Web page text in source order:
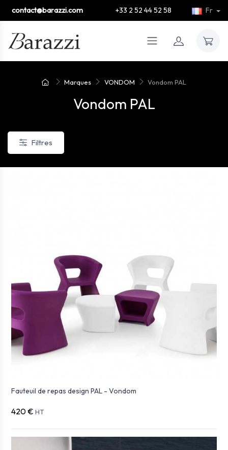
contact@barazzi.com +33 2 52 44 52 58 Fr
Marques VONDOM Vondom PAL
Vondom PAL
Filtres
Fauteuil de repas design PAL - Vondom
420 € HT